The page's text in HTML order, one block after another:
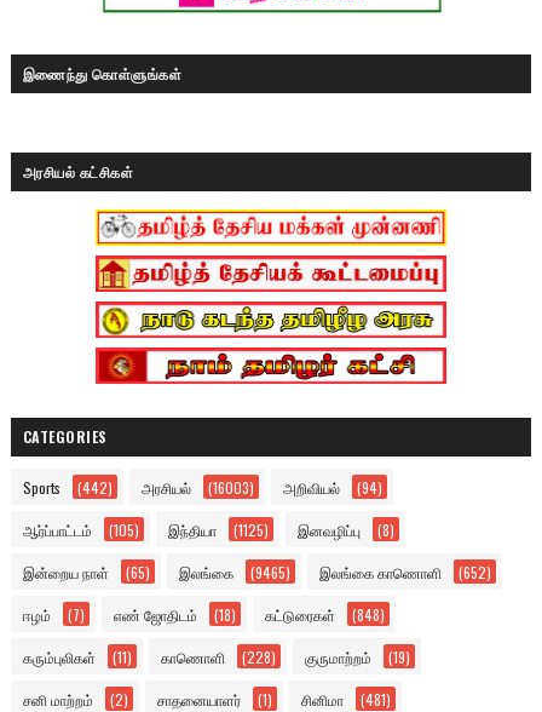
இணைந்து கொள்ளுங்கள்
அரசியல் கட்சிகள்
CATEGORIES
Sports (442) அரசியல் (16003) அறிவியல் (94)
ஆர்ப்பாட்டம் (105) இந்தியா (1125) இனவழிப்பு (8)
இன்றைய நாள் (65) இலங்கை (9465) இலங்கை காணொளி (652)
ஈழம் (7) எண் ஜோதிடம் (18) கட்டுரைகள் (848)
கரும்புலிகள் (11) காணொளி (228) குருமாற்றம் (19)
சனி மாற்றம் (2) சாதனையாளர் (1) சினிமா (481)